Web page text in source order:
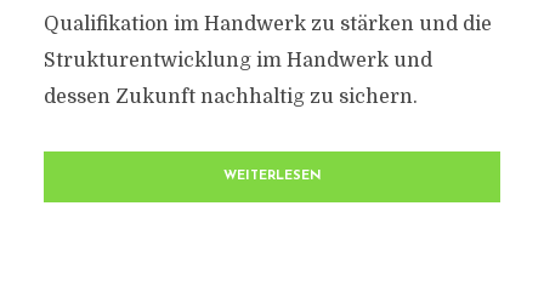
Qualifikation im Handwerk zu stärken und die
Strukturentwicklung im Handwerk und
dessen Zukunft nachhaltig zu sichern.
WEITERLESEN